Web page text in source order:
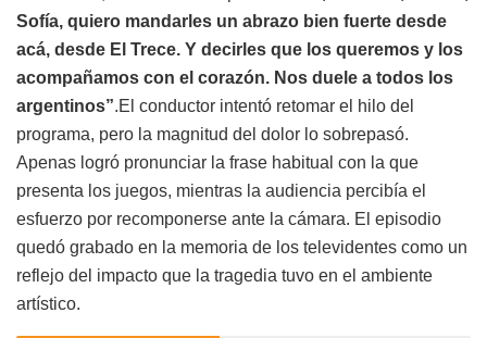
Sofía, quiero mandarles un abrazo bien fuerte desde
acá, desde El Trece. Y decirles que los queremos y los
acompañamos con el corazón. Nos duele a todos los
argentinos”.El conductor intentó retomar el hilo del
programa, pero la magnitud del dolor lo sobrepasó.
Apenas logró pronunciar la frase habitual con la que
presenta los juegos, mientras la audiencia percibía el
esfuerzo por recomponerse ante la cámara. El episodio
quedó grabado en la memoria de los televidentes como un
reflejo del impacto que la tragedia tuvo en el ambiente
artístico.